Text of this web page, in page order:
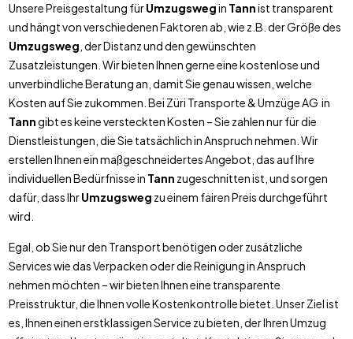
Unsere Preisgestaltung fürUmzugswegin Tannist transparent
und hängt von verschiedenen Faktoren ab, wie z.B. der Größe des
Umzugsweg , der Distanz und den gewünschten
Zusatzleistungen. Wir bieten Ihnen gerne eine kostenlose und
unverbindliche Beratung an, damit Sie genau wissen, welche
Kosten auf Sie zukommen. Bei Züri Transporte & Umzüge AG in
Tanngibt es keine versteckten Kosten – Sie zahlen nur für die
Dienstleistungen, die Sie tatsächlich in Anspruch nehmen. Wir
erstellen Ihnen ein maßgeschneidertes Angebot, das auf Ihre
individuellen Bedürfnisse in Tann zugeschnitten ist, und sorgen
dafür, dass IhrUmzugsweg zu einem fairen Preis durchgeführt
wird.
Egal, ob Sie nur den Transport benötigen oder zusätzliche
Services wie das Verpacken oder die Reinigung in Anspruch
nehmen möchten – wir bieten Ihnen eine transparente
Preisstruktur, die Ihnen volle Kostenkontrolle bietet. Unser Ziel ist
es, Ihnen einen erstklassigen Service zu bieten, der Ihren Umzug